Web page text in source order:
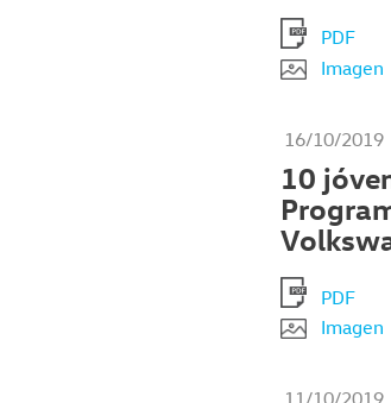
PDF
Imagen
16/10/2019
10
PDF
Imagen
11/10/2019